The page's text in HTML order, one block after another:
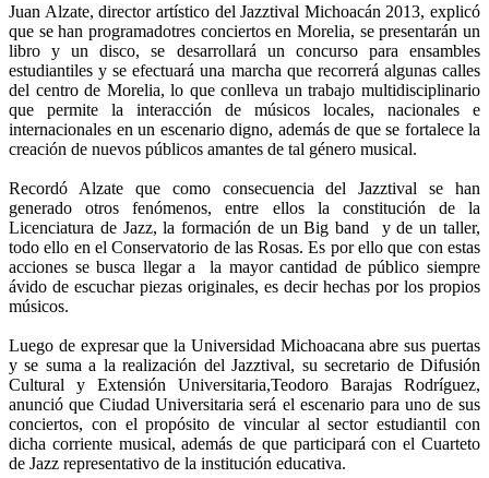
Juan Alzate, director artístico del Jazztival Michoacán 2013, explicó
que se han programadotres conciertos en Morelia, se presentarán un
libro y un disco, se desarrollará un concurso para ensambles
estudiantiles y se efectuará una marcha que recorrerá algunas calles
del centro de Morelia, lo que conlleva un trabajo multidisciplinario
que permite la interacción de músicos locales, nacionales e
internacionales en un escenario digno, además de que se fortalece la
creación de nuevos públicos amantes de tal género musical.
Recordó Alzate que como consecuencia del Jazztival se han
generado otros fenómenos, entre ellos la constitución de la
Licenciatura de Jazz, la formación de un Big band y de un taller,
todo ello en el Conservatorio de las Rosas. Es por ello que con estas
acciones se busca llegar a la mayor cantidad de público siempre
ávido de escuchar piezas originales, es decir hechas por los propios
músicos.
Luego de expresar que la Universidad Michoacana abre sus puertas
y se suma a la realización del Jazztival, su secretario de Difusión
Cultural y Extensión Universitaria,Teodoro Barajas Rodríguez,
anunció que Ciudad Universitaria será el escenario para uno de sus
conciertos, con el propósito de vincular al sector estudiantil con
dicha corriente musical, además de que participará con el Cuarteto
de Jazz representativo de la institución educativa.